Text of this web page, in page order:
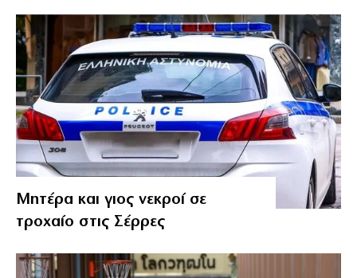
Μητέρα και γιος νεκροί σε
τροχαίο στις Σέρρες